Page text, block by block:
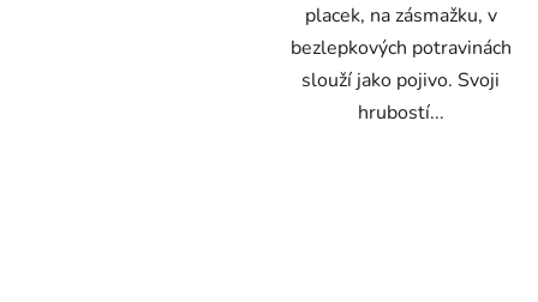
placek, na zásmažku, v
bezlepkových potravinách
slouží jako pojivo. Svoji
hrubostí...